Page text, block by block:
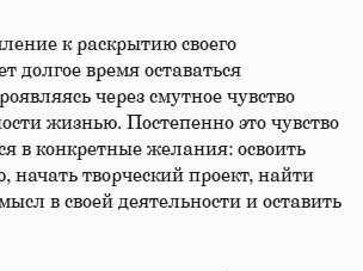
к раскрытию своего
долгое время оставаться
через смутное чувство
жизнью. Постепенно это чувство
в конкретные желания: освоить
начать творческий проект, найти
в своей деятельности и оставить